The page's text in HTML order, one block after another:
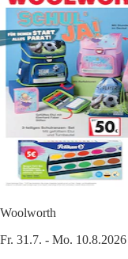
Woolworth
Fr. 31.7. - Mo. 10.8.2026